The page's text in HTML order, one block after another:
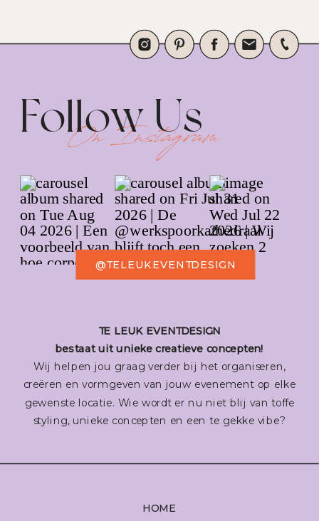
@TELEUKEVENTDESIGN
On Instagram
Follow Us
HOME
TE LEUK EVENTDESIGN
bestaat uit unieke creatieve concepten!
Wij helpen jou graag verder bij het organiseren,
creëren en vormgeven van jouw evenement op elke
gewenste locatie. Wie wordt er nu niet blij van toffe
styling, unieke concepten en een te gekke vibe?